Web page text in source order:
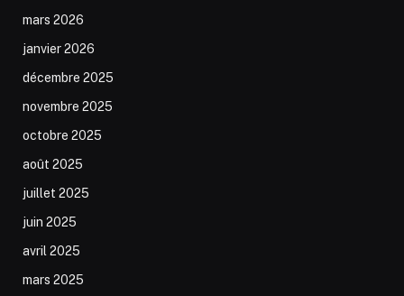
mars 2026
janvier 2026
décembre 2025
novembre 2025
octobre 2025
août 2025
juillet 2025
juin 2025
avril 2025
mars 2025